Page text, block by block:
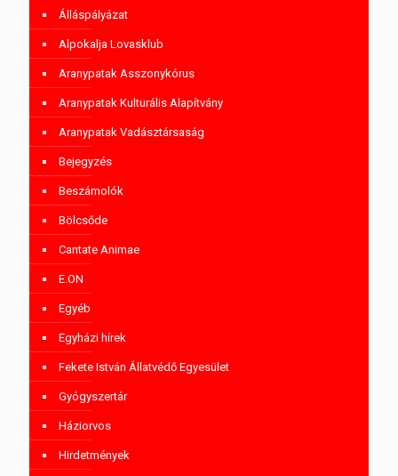
Álláspályázat
Alpokalja Lovasklub
Aranypatak Asszonykórus
Aranypatak Kulturális Alapítvány
Aranypatak Vadásztársaság
Bejegyzés
Beszámolók
Bölcsőde
Cantate Animae
E.ON
Egyéb
Egyházi hírek
Fekete István Állatvédő Egyesület
Gyógyszertár
Háziorvos
Hirdetmények